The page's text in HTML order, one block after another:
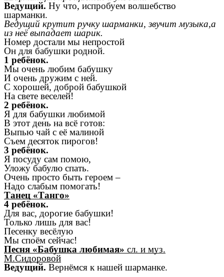
Ведущий. Ну что, испробуем волшебство
шарманки.
Ведущий крутит ручку шарманки, звучит музыка,а
из неё выпадает шарик.
Номер достали мы непростой
Он для бабушки родной.
1 ребёнок.
Мы очень любим бабушку
И очень дружим с ней.
С хорошей, доброй бабушкой
На свете веселей!
2 ребёнок.
Я для бабушки любимой
В этот день на всё готов:
Выпью чай с её малиной
Съем десяток пирогов!
3 ребёнок.
Я посуду сам помою,
Уложу бабулю спать.
Очень просто быть героем –
Надо слабым помогать!
Танец «Танго»
4 ребёнок.
Для вас, дорогие бабушки!
Только лишь для вас!
Песенку весёлую
Мы споём сейчас!
Песня «Бабушка любимая» сл. и муз.
М.Сидоровой
Ведущий. Вернёмся к нашей шарманке.